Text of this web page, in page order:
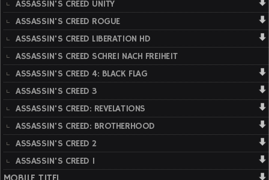
ASSASSIN'S CREED UNITY
ASSASSIN'S CREED ROGUE
ASSASSIN'S CREED LIBERATION HD
ASSASSIN'S CREED SCHREI NACH FREIHEIT
ASSASSIN'S CREED 4: BLACK FLAG
ASSASSIN'S CREED 3
ASSASSIN'S CREED: REVELATIONS
ASSASSIN'S CREED: BROTHERHOOD
ASSASSIN'S CREED 2
ASSASSIN'S CREED 1